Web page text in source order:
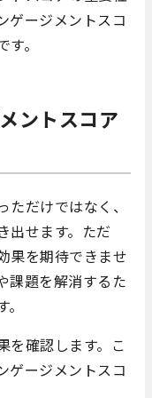
ゲージメントスコ
。
ントスコア
だけではなく、
出せます。ただ
果を期待できませ
課題を解消するた
を確認します。こ
ゲージメントスコ